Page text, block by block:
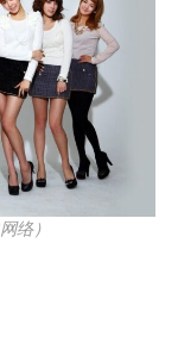
络）